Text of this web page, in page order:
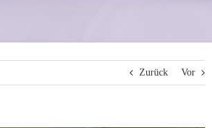
Zurück Vor